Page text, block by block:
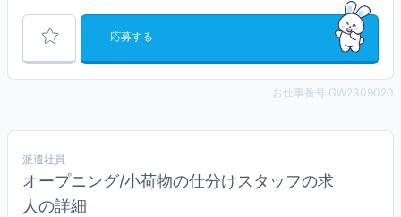
応募する
お仕事番号 GW2309020
派遣社員
オープニング/小荷物の仕分けスタッフの求
人の詳細